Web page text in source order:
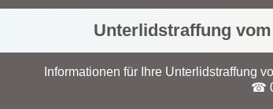
Unterlidstraffung
Informationen für Ihre Unterlidstraffung
☎